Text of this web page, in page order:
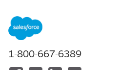
要访问高级治疗管理应用程
序：
设置服务区域优先级规则：
1-800-667-6389